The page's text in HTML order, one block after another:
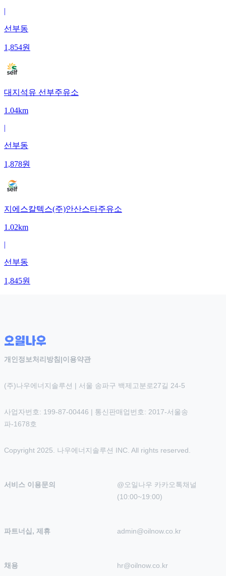
|
선부동
1,854원
대지석유 선부주유소
1.04km
|
선부동
1,878원
지에스칼텍스(주)안산스타주유소
1.02km
|
선부동
1,845원
개인정보처리방침 |이용약관
(주)나우에너지솔루션 | 서울 송파구 백제고분로27길 24-5
사업자번호: 199-87-00446 | 통신판매업번호: 2017-서울송
파-1678호
Copyright 2025. 나우에너지솔루션 INC. All rights reserved.
서비스 이용문의
@오일나우 카카오톡채널
(10:00~19:00)
파트너십, 제휴 admin@oilnow.co.kr
채용 hr@oilnow.co.kr